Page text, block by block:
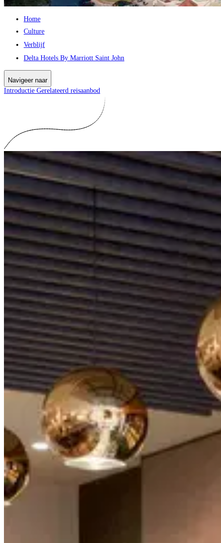
Home
Culture
Verblijf
Delta Hotels By Marriott Saint John
Navigeer naar
Introductie Gerelateerd reisaanbod